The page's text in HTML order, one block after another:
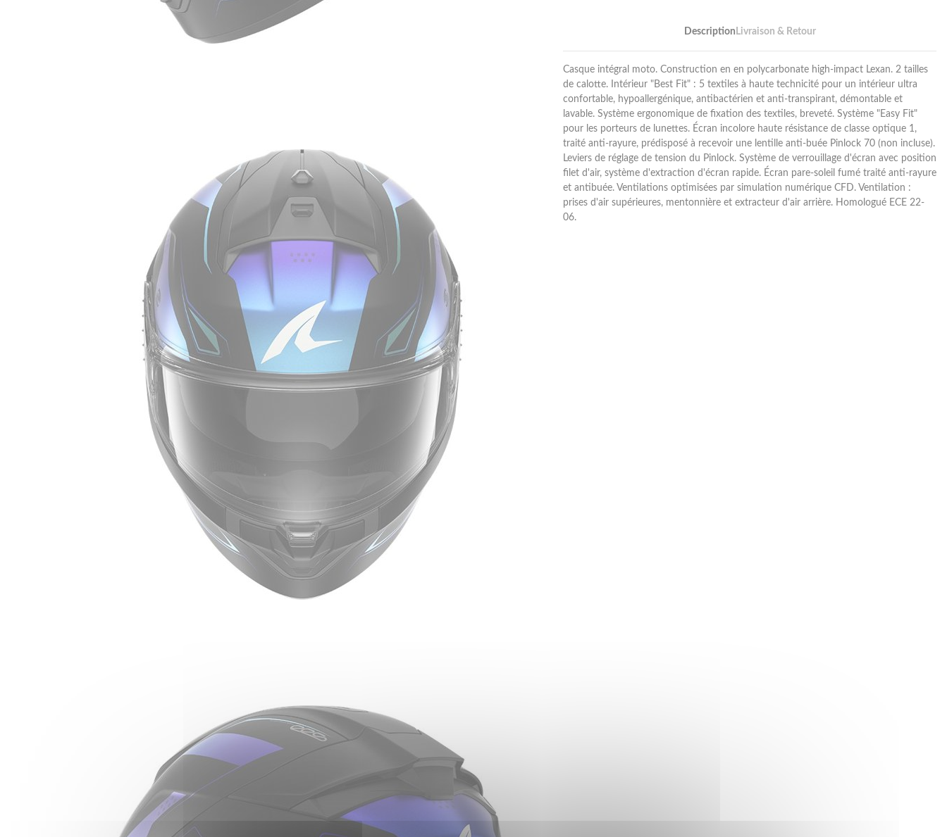
Description Livraison & Retour
Casque intégral moto. Construction en en polycarbonate high-impact Lexan. 2 tailles
de calotte. Intérieur "Best Fit" : 5 textiles à haute technicité pour un intérieur ultra
confortable, hypoallergénique, antibactérien et anti-transpirant, démontable et
lavable. Système ergonomique de fixation des textiles, breveté. Système "Easy Fit"
pour les porteurs de lunettes. Écran incolore haute résistance de classe optique 1,
traité anti-rayure, prédisposé à recevoir une lentille anti-buée Pinlock 70 (non incluse).
Leviers de réglage de tension du Pinlock. Système de verrouillage d'écran avec position
filet d'air, système d'extraction d'écran rapide. Écran pare-soleil fumé traité anti-rayure
et antibuée. Ventilations optimisées par simulation numérique CFD. Ventilation :
prises d'air supérieures, mentonnière et extracteur d'air arrière. Homologué ECE 22-
06.